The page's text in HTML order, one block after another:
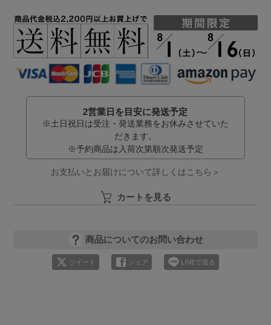
2営業日を目安に発送予定
※土日祝日は受注・発送業務をお休みさせていた
だきます。
※予約商品は入荷次第順次発送予定
お支払いとお届けについて詳しくはこちら＞
カートを見る
商品についてのお問い合わせ
ツイート シェア LINEで送る